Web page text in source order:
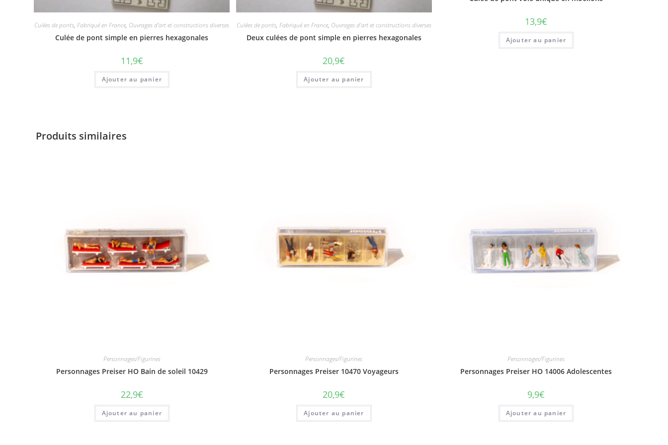
Culées de ponts,Fabriqué en France, Ouvrages d'art et constructions diverses
Culée de pont simple en pierres hexagonales
11,9€
Ajouter au panier
Culées de ponts, Fabriqué en France, Ouvrages d'art et constructions diverses
Deux culées de pont simple en pierres hexagonales
20,9€
Ajouter au panier
13,9€
Ajouter au panier
Produits similaires
Personnages/Figurines
Personnages Preiser HO Bain de soleil 10429
22,9€
Ajouter au panier
Personnages/Figurines
Personnages Preiser 10470 Voyageurs
20,9€
Ajouter au panier
Personnages/Figurines
Personnages Preiser HO 14006 Adolescentes
9,9€
Ajouter au panier